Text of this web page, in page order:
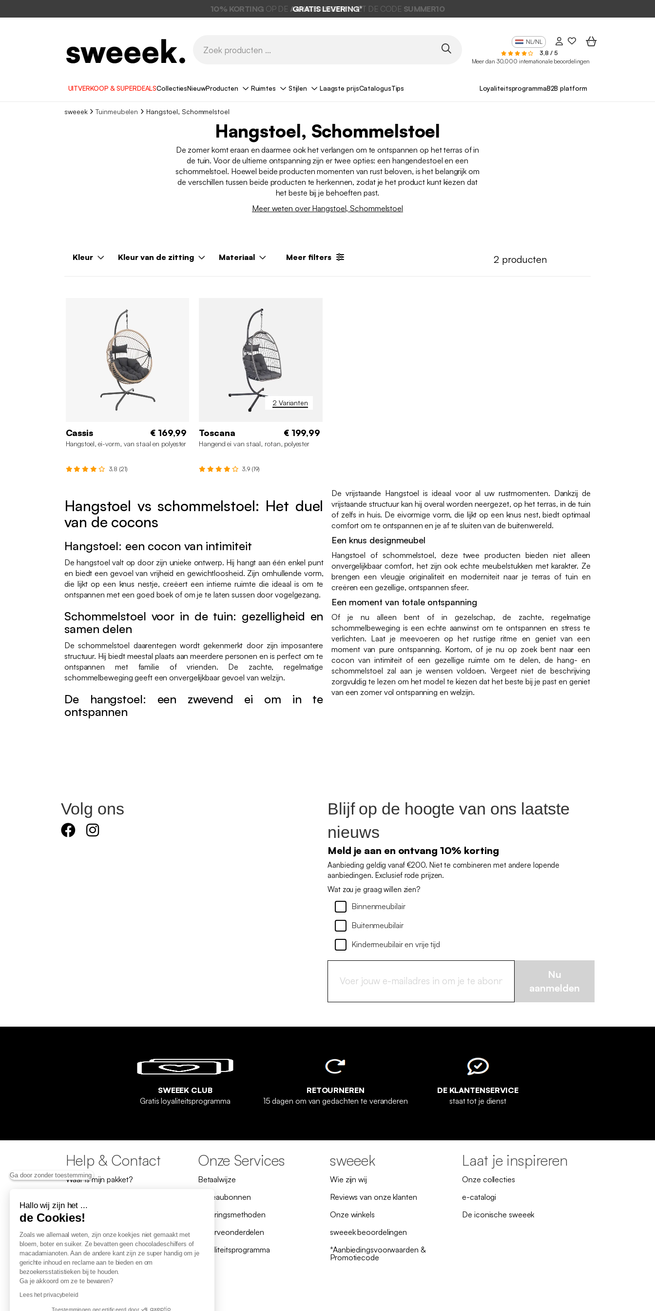
Ga door zonder toestemming
Hallo wij zijn het ...
de Cookies!
Zoals we allemaal weten, zijn onze koekjes niet gemaakt met
bloem, boter en suiker. Ze bevatten geen chocoladeschilfers of
macadamianoten. Aan de andere kant zijn ze super handig om je
gerichte inhoud en reclame aan te bieden en om
bezoekersstatistieken bij te houden.
Ga je akkoord om ze te bewaren?
Lees het privacybeleid
Toestemmingen gecertificeerd door
10% KORTING OP DE AANBIEDINGEN*MET DE CODE SUMMER10
GRATIS LEVERING*
NL/NL
3,8 / 5
Meer dan 30.000 internationale beoordelingen
UITVERKOOP & SUPERDEALSCollectiesNieuwProducten Ruimtes Stijlen Laagste prijsCatalogusTips LoyaliteitsprogrammaB2B platform
sweeek Tuinmeubelen Hangstoel, Schommelstoel
Hangstoel, Schommelstoel
De zomer komt eraan en daarmee ook het verlangen om te ontspannen op het terras of in
de tuin. Voor de ultieme ontspanning zijn er twee opties: een hangendestoel en een
schommelstoel. Hoewel beide producten momenten van rust beloven, is het belangrijk om
de verschillen tussen beide producten te herkennen, zodat je het product kunt kiezen dat
het beste bij je behoeften past.
Meer weten over Hangstoel, Schommelstoel
Kleur Kleur van de zitting Materiaal Meer filters 2 producten
Cassis € 169,99
Hangstoel, ei-vorm, van staal en polyester
3.8 (21)
2 Varianten
Toscana € 199,99
Hangend ei van staal, rotan, polyester
3.9 (19)
Hangstoel vs schommelstoel: Het duel
van de cocons
Hangstoel: een cocon van intimiteit
De hangstoel valt op door zijn unieke ontwerp. Hij hangt aan één enkel punt
en biedt een gevoel van vrijheid en gewichtloosheid. Zijn omhullende vorm,
die lijkt op een knus nestje, creëert een intieme ruimte die ideaal is om te
ontspannen met een goed boek of om je te laten sussen door vogelgezang.
Schommelstoel voor in de tuin: gezelligheid en
samen delen
De schommelstoel daarentegen wordt gekenmerkt door zijn imposantere
structuur. Hij biedt meestal plaats aan meerdere personen en is perfect om te
ontspannen met familie of vrienden. De zachte, regelmatige
schommelbeweging geeft een onvergelijkbaar gevoel van welzijn.
De hangstoel: een zwevend ei om in te
ontspannen
De vrijstaande Hangstoel is ideaal voor al uw rustmomenten. Dankzij de
vrijstaande structuur kan hij overal worden neergezet, op het terras, in de tuin
of zelfs in huis. De eivormige vorm, die lijkt op een knus nest, biedt optimaal
comfort om te ontspannen en je af te sluiten van de buitenwereld.
Een knus designmeubel
Hangstoel of schommelstoel, deze twee producten bieden niet alleen
onvergelijkbaar comfort, het zijn ook echte meubelstukken met karakter. Ze
brengen een vleugje originaliteit en moderniteit naar je terras of tuin en
creëren een gezellige, ontspannen sfeer.
Een moment van totale ontspanning
Of je nu alleen bent of in gezelschap, de zachte, regelmatige
schommelbeweging is een echte aanwinst om te ontspannen en stress te
verlichten. Laat je meevoeren op het rustige ritme en geniet van een
moment van pure ontspanning. Kortom, of je nu op zoek bent naar een
cocon van intimiteit of een gezellige ruimte om te delen, de hang- en
schommelstoel zal aan je wensen voldoen. Vergeet niet de beschrijving
zorgvuldig te lezen om het model te kiezen dat het beste bij je past en geniet
van een zomer vol ontspanning en welzijn.
Volg ons
Blijf op de hoogte van ons laatste
nieuws
Meld je aan en ontvang 10% korting
Aanbieding geldig vanaf €200. Niet te combineren met andere lopende
aanbiedingen. Exclusief rode prijzen.
Wat zou je graag willen zien?
Binnenmeubilair
Buitenmeubilair
Kindermeubilair en vrije tijd
Nu
aanmelden
SWEEEK CLUB
Gratis loyaliteitsprogramma
RETOURNEREN
15 dagen om van gedachten te veranderen
DE KLANTENSERVICE
staat tot je dienst
Help & Contact
Waar is mijn pakket?
Herroeping
Mijn product is defect, ik wil het
repareren
Veelgestelde vragen
Contact
Ik ben een professional
Onze Services
Betaalwijze
Cadeaubonnen
Leveringsmethoden
Reserveonderdelen
Loyaliteitsprogramma
sweeek
Wie zijn wij
Reviews van onze klanten
Onze winkels
sweeek beoordelingen
*Aanbiedingsvoorwaarden &
Promotiecode
Laat je inspireren
Onze collecties
e-catalogi
De iconische sweeek